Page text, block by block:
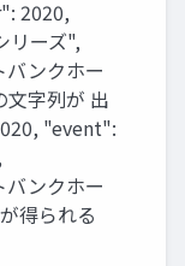
2020,
リーズ",
ンクホー
字列が 出
"event":
ンクホー
得られる